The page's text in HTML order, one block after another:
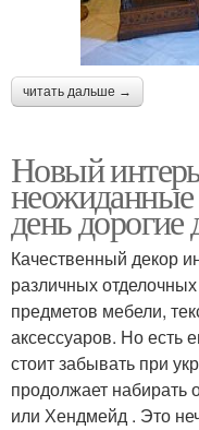
читать дальше →
Новый
день дорогие
Качественный декор
различных
предметов мебели,
аксессуаров. Но есть
стоит забывать при
продолжает набирать
или Хендмейд . Это